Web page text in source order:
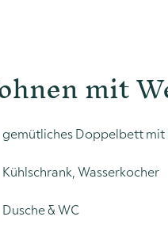
mit
gemütliches Doppelbett
Kühlschrank, Wasserkocher
Dusche & WC